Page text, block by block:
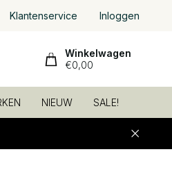
Klantenservice Inloggen
Winkelwagen
€0,00
NIEUW SALE!